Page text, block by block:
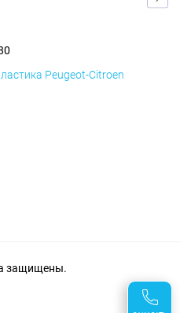
Peugeot-Citroen
защищены.